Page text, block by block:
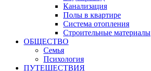
Канализация
Полы в квартире
Система отопления
Строительные материалы
ОБЩЕСТВО
Семья
Психология
ПУТЕШЕСТВИЯ